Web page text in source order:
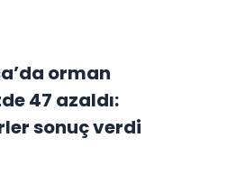
orman
47 azaldı:
sonuç verdi